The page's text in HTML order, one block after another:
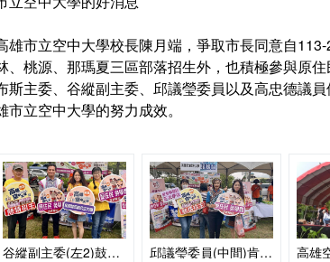
雄市立空中大學校長陳月端，爭取市長同意自
、桃源、那瑪夏三區部落招生外，也積極參與原
斯主委、谷縱副主委、邱議瑩委員以及高忠德議
市立空中大學的努力成效。
谷縱副主委(左2)鼓勵原住民就讀 邱議瑩委員(中間)肯定高空大積極招生